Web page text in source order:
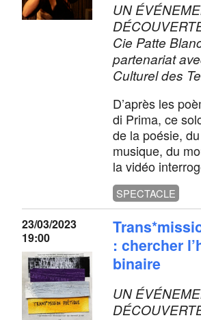
UN
Cie Patte
partenariat
Culturel des
D’après les
di Prima, ce
de la poésie,
musique, du
la vidéo
SPECTACLE
23/03/2023
19:00
: chercher
binaire
UN